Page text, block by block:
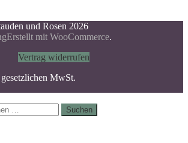
und Rosen 2026
Erstellt mit WooCommerce.
Vertrag widerrufen
MwSt.
Suchen